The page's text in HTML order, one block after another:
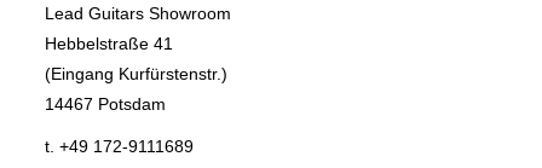
Lead Guitars Showroom
Hebbelstraße 41
(Eingang Kurfürstenstr.)
14467 Potsdam
t. +49 172-9111689